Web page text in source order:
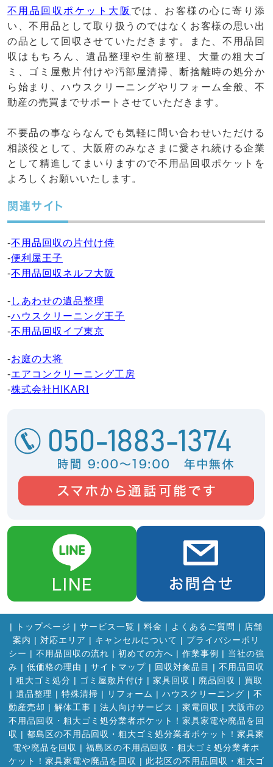
不用品回収ポケット大阪 では、お客様の心に寄り添
い、不用品として取り扱うのではなくお客様の思い出
の品として回収させていただきます。また、不用品回
収はもちろん、遺品整理や生前整理、大量の粗大ゴ
ミ、ゴミ屋敷片付けや汚部屋清掃、断捨離時の処分か
ら始まり、ハウスクリーニングやリフォーム全般、不
動産の売買までサポートさせていただきます。
不要品の事ならなんでも気軽に問い合わせいただける
相談役として、大阪府のみなさまに愛され続ける企業
として精進してまいりますので不用品回収ポケットを
よろしくお願いいたします。
関連サイト
-不用品回収の片付け侍
-便利屋王子
-不用品回収ネルフ大阪
- しあわせの遺品整理
-ハウスクリーニング王子
-不用品回収イブ東京
-お庭の大将
-エアコンクリーニング工房
-株式会社HIKARI
| トップページ | サービス一覧 | 料金 | よくあるご質問 | 店舗
案内 | 対応エリア | キャンセルについて | プライバシーポリ
シー | 不用品回収の流れ | 初めての方へ | 作業事例 | 当社の強
み | 低価格の理由 | サイトマップ| 回収対象品目 | 不用品回収
| 粗大ゴミ処分 | ゴミ屋敷片付け | 家具回収 | 廃品回収 | 買取
| 遺品整理 | 特殊清掃 | リフォーム | ハウスクリーニング | 不
動産売却 | 解体工事 | 法人向けサービス | 家電回収 | 大阪市の
不用品回収・粗大ゴミ処分業者ポケット！家具家電や廃品を回
収 | 都島区の不用品回収・粗大ゴミ処分業者ポケット！家具家
電や廃品を回収 | 福島区の不用品回収・粗大ゴミ処分業者ポ
ケット！家具家電や廃品を回収 | 此花区の不用品回収・粗大ゴ